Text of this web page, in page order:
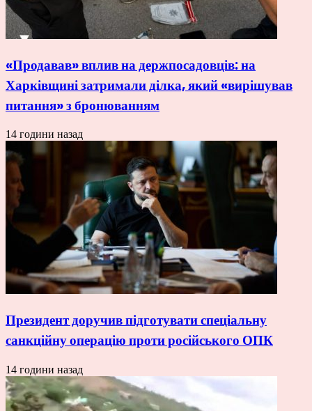
«Продавав» вплив на держпосадовців: на
Харківщині затримали ділка, який «вирішував
питання» з бронюванням
14 години назад
Президент доручив підготувати спеціальну
санкційну операцію проти російського ОПК
14 години назад